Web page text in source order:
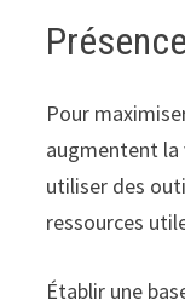
Pour
augmentent la
utiliser des
ressources
Établir une